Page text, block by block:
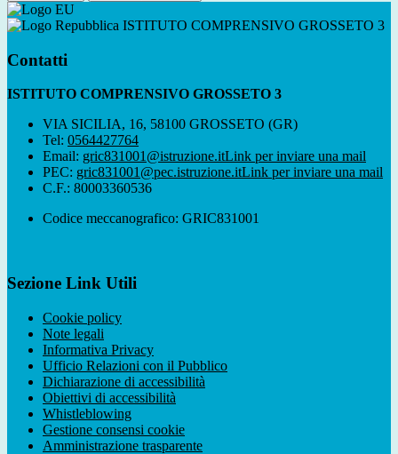
ISTITUTO COMPRENSIVO GROSSETO 3
Contatti
ISTITUTO COMPRENSIVO GROSSETO 3
VIA SICILIA, 16, 58100 GROSSETO (GR)
Tel: 0564427764
Email: gric831001@istruzione.itLink per inviare una mail
PEC: gric831001@pec.istruzione.itLink per inviare una mail
C.F.: 80003360536
Codice meccanografico: GRIC831001
Sezione Link Utili
Cookie policy
Note legali
Informativa Privacy
Ufficio Relazioni con il Pubblico
Dichiarazione di accessibilità
Obiettivi di accessibilità
Whistleblowing
Gestione consensi cookie
Amministrazione trasparente